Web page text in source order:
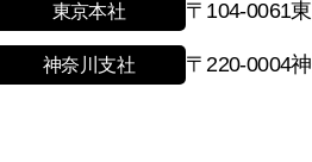
東京本社 〒104-0061
神奈川支社 〒220-0004